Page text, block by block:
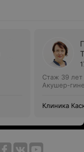
Стаж 39 лет
Акушер-
Клиника